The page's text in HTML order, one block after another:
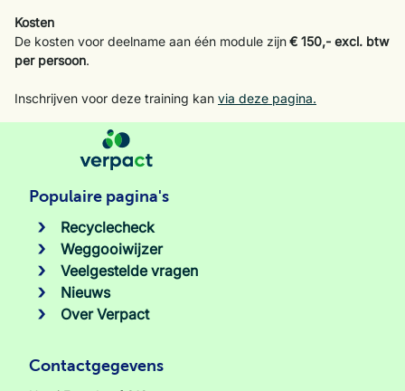
Kosten
De kosten voor deelname aan één module zijn€ 150,- excl. btw
per persoon.
Inschrijven voor deze training kan via deze pagina.
Populaire pagina's
Recyclecheck
Weggooiwijzer
Veelgestelde vragen
Nieuws
Over Verpact
Contactgegevens